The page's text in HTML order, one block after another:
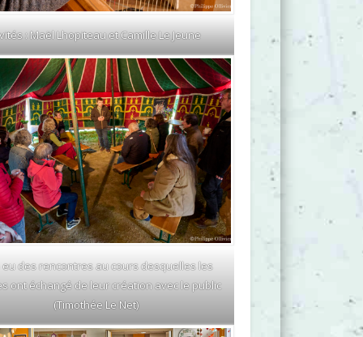
: Maël Lhopiteau et Camille Le Jeune
eu des rencontres au cours desquelles les
ont échangé de leur création avec le public
(Timothée Le Net)